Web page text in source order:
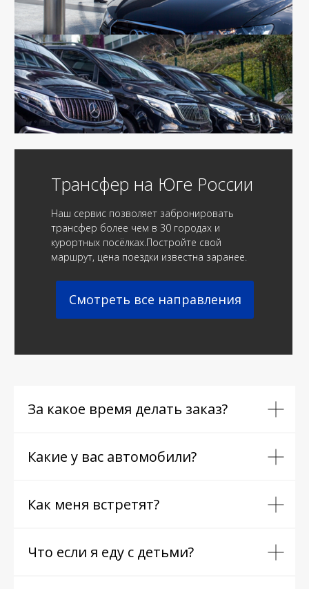
Трансфер на Юге России
Наш сервис позволяет забронировать
трансфер более чем в 30 городах и
курортных посёлках.Постройте свой
маршрут, цена поездки известна заранее.
Смотреть все направления
За какое время делать заказ?
Какие у вас автомобили?
Как меня встретят?
Что если я еду с детьми?